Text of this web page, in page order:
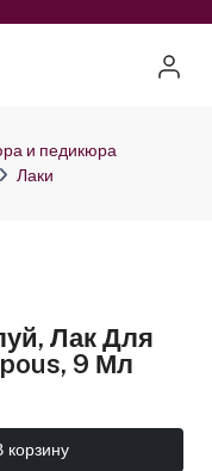
и педикюра
Лаки
Лак Для
9 Мл
корзину